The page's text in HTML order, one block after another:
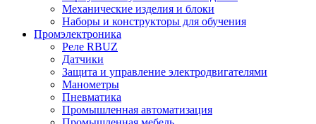
Механические изделия и блоки
Наборы и конструкторы для обучения
Промэлектроника
Реле RBUZ
Датчики
Защита и управление электродвигателями
Манометры
Пневматика
Промышленная автоматизация